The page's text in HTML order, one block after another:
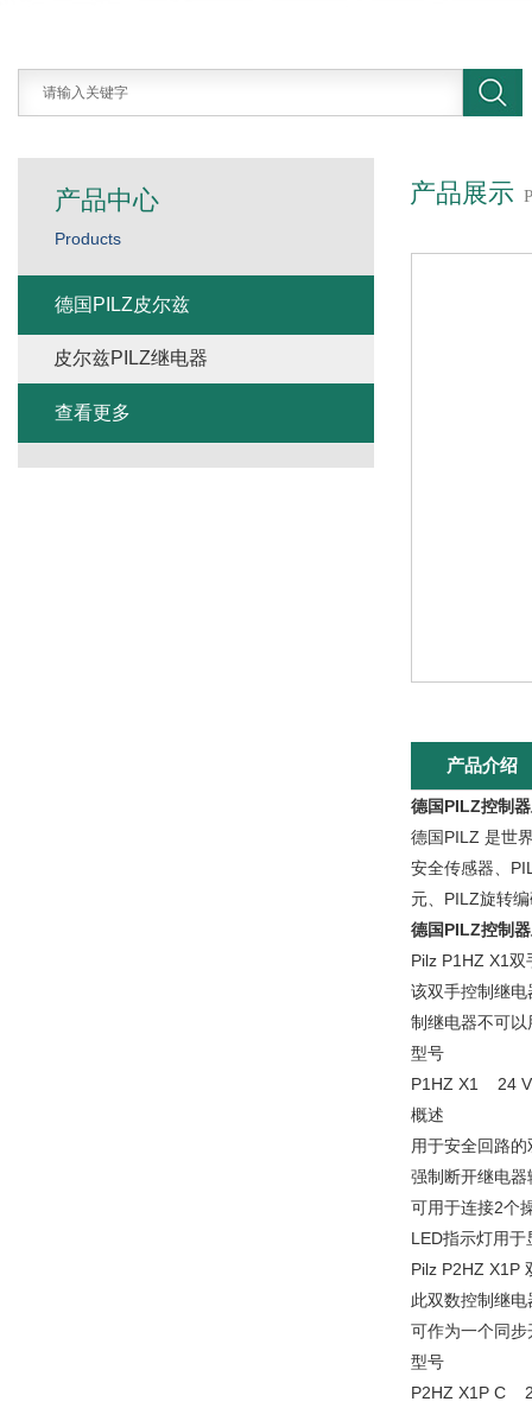
产品展示
产品介绍
德国PILZ控制
德国PILZ 是世
安全传感器、
元、PILZ旋转
德国PILZ控制
Pilz P1HZ X1双
该双手控制继
制继电器不可
型号
P1HZ X1 24
概述
用于安全回路
强制断开继电
可用于连接2个
LED指示灯用
Pilz P2HZ X1P
此双数控制继
可作为一个同
型号
P2HZ X1P C
产品中心
Products
德国PILZ皮尔兹
皮尔兹PILZ继电器
查看更多